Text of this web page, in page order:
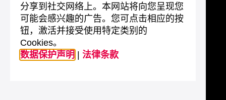
分享到社交网络上。本网站将向您呈现您
可能会感兴趣的广告。您可点击相应的按
钮，激活并接受使用特定类别的
Cookies。
数据保护声明
法律条款